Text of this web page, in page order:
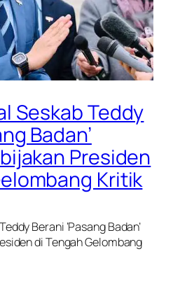
Seskab Teddy
Badan’
Presiden
Kritik
Berani ‘Pasang Badan’
di Tengah Gelombang